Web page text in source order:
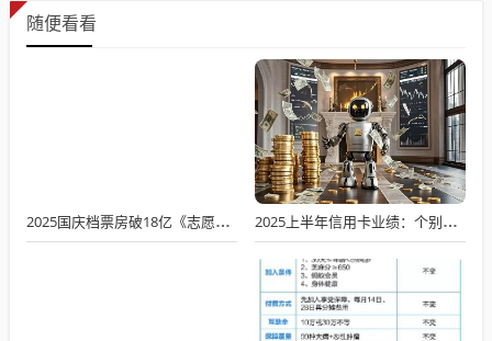
随便看看
2025国庆档票房破18亿《志愿军》领跑 2025上半年信用卡业绩：个别银行贷款余额逆势增长不良率整体上升加速出清